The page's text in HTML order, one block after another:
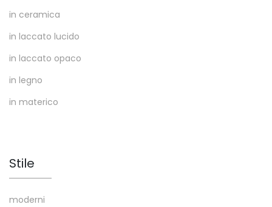
in ceramica
in laccato lucido
in laccato opaco
in legno
in materico
Stile
moderni